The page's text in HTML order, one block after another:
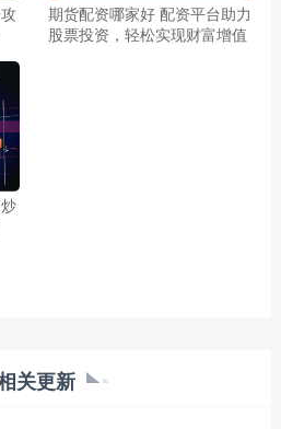
期货配资哪家好 配资平台助力
股票投资，轻松实现财富增值
关更新